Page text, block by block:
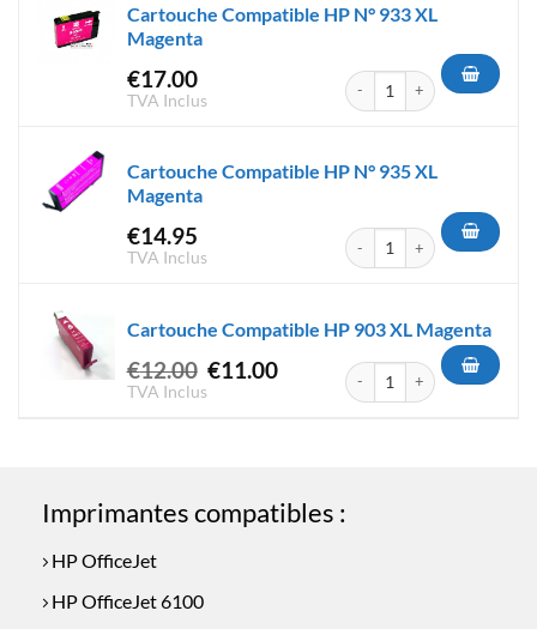
Cartouche Compatible HP N° 933 XL
Magenta
€17.00
TVA Inclus
quantité de Cartouche
Cartouche Compatible HP N° 935 XL
Magenta
€14.95
TVA Inclus
quantité de Cartouche
Cartouche Compatible HP 903 XL Magenta
€12.00 Le
€11.00Le
TVA Inclus
quantité de Cartouche
Imprimantes compatibles :
HP OfficeJet
HP OfficeJet 6100